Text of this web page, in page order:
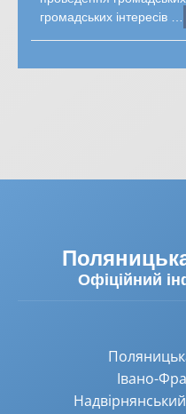
громадських інтересів …
Офіційний
Івано-